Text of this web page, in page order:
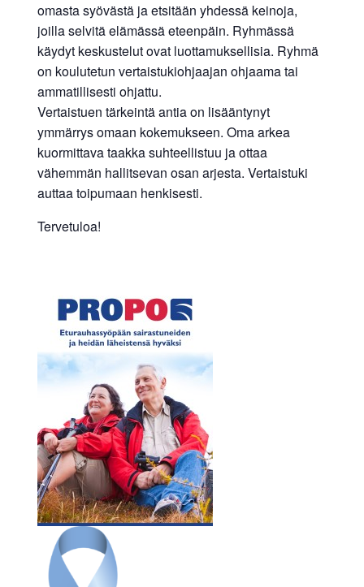
omasta syövästä ja etsitään yhdessä keinoja,
joilla selvitä elämässä eteenpäin. Ryhmässä
käydyt keskustelut ovat luottamuksellisia. Ryhmä
on koulutetun vertaistukiohjaajan ohjaama tai
ammatillisesti ohjattu.
Vertaistuen tärkeintä antia on lisääntynyt
ymmärrys omaan kokemukseen. Oma arkea
kuormittava taakka suhteellistuu ja ottaa
vähemmän hallitsevan osan arjesta. Vertaistuki
auttaa toipumaan henkisesti.
Tervetuloa!